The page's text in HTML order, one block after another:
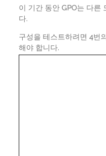
이 기간 동안 GPO는 다른
다.
구성을 테스트하려면 4번
해야 합니다.